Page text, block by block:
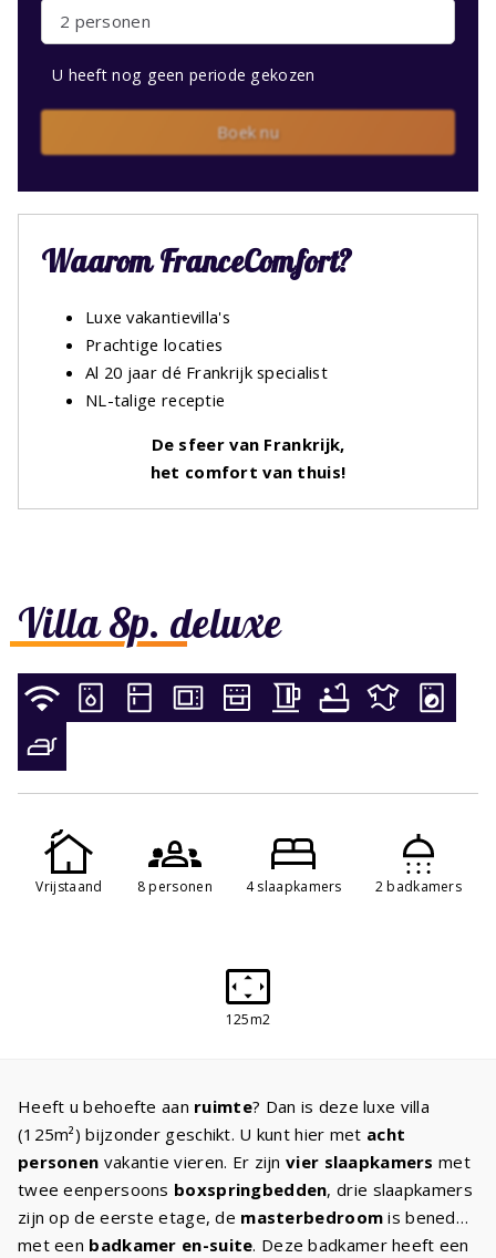
Villa 8p. deluxe
Vrijstaand 8 personen 4 slaapkamers 2 badkamers
125m2
Heeft u behoefte aan ruimte? Dan is deze luxe villa
(125m²) bijzonder geschikt. U kunt hier met acht
personen vakantie vieren. Er zijnvier slaapkamers met
twee eenpersoons boxspringbedden, drie slaapkamers
zijn op de eerste etage, de masterbedroom is beneden
met een badkamer en-suite. Deze badkamer heeft een
2 personen
U heeft nog geen periode gekozen
Boek nu
Waarom FranceComfort?
Luxe vakantievilla's
Prachtige locaties
Al 20 jaar dé Frankrijk specialist
NL-talige receptie
De sfeer van Frankrijk,
het comfort van thuis!